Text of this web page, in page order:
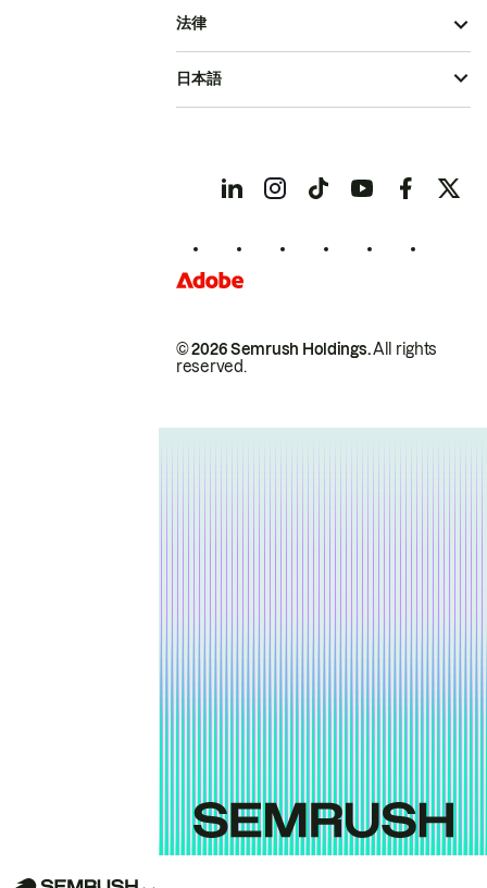
© 2026 Semrush Holdings.All rights
reserved.
法律
日本語